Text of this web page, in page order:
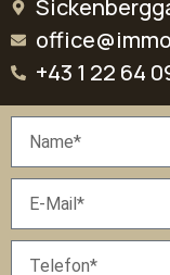
+43 1 22 64